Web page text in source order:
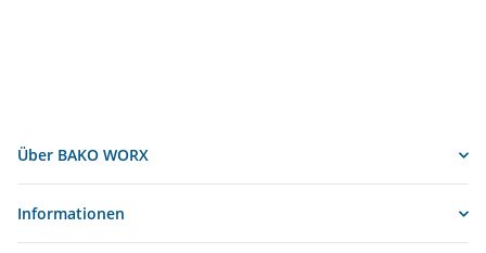
Über BAKO WORX
Informationen